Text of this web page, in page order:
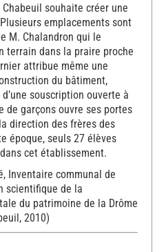
souhaite créer une
emplacements sont
M. Chalandron qui le
terrain dans la praire proche
attribue même une
du bâtiment,
souscription ouverte à
de garçons ouvre ses portes
direction des frères des
époque, seuls 27 élèves
cet établissement.
Inventaire communal de
scientifique de la
du patrimoine de la Drôme
2010)